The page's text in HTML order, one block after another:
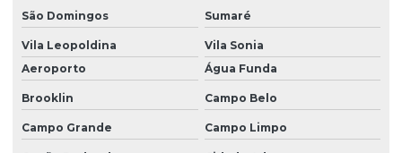
São Domingos Sumaré
Vila Leopoldina
Vila Sonia
Aeroporto
Água Funda
Brooklin Campo Belo
Campo Grande Campo Limpo